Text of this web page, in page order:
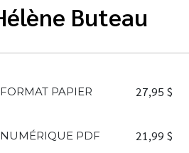
Buteau
FORMAT PAPIER 27,95 $
NUMÉRIQUE PDF 21,99 $